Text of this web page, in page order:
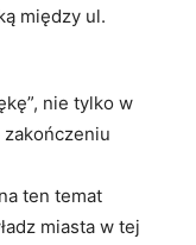
między ul.
nie tylko w
ten temat
miasta w tej